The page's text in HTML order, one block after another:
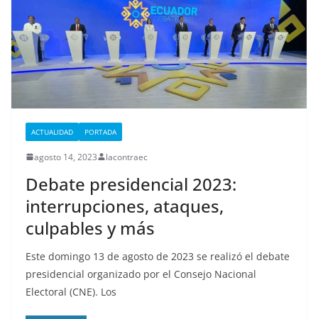
ACTUALIDAD PORTADA
agosto 14, 2023 lacontraec
Debate presidencial 2023:
interrupciones, ataques,
culpables y más
Este domingo 13 de agosto de 2023 se realizó el debate
presidencial organizado por el Consejo Nacional
Electoral (CNE). Los